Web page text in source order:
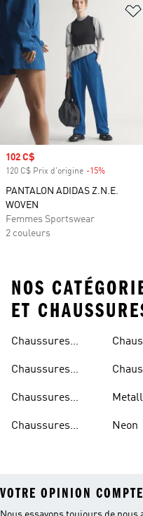
Prix soldé
102 C$
120 C$ Prix d'origine -15%
PANTALON ADIDAS Z.N.E.
WOVEN
Femmes Sportswear
2 couleurs
NOS
ET
Chaussures
Chaussures
Chaussures
Chaussures
Neon
VOTRE OPINION